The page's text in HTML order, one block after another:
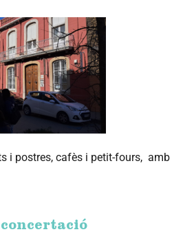
i postres, cafès i petit-fours, amb